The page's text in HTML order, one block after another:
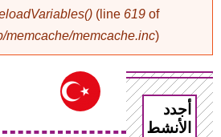
(line 619 of
memcache/memcache.inc).
أجدد
الأنشط